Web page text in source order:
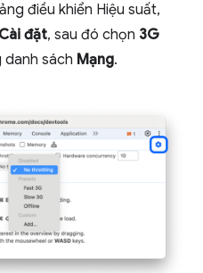
điều khiển Hiệu suất,
Cài đặt, sau đó chọn 3G
sách Mạng.